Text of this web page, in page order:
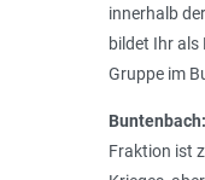
innerhalb
bildet Ihr als
Gruppe im
Buntenbach:
Fraktion ist